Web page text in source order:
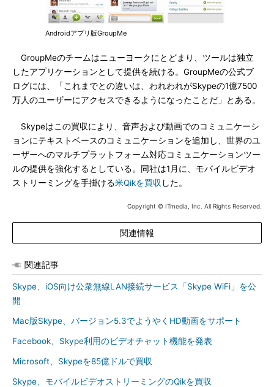
Androidアプリ版GroupMe
GroupMeのチームはニューヨークにとどまり、ツールは独立
したアプリケーションとして提供を続ける。GroupMeの公式ブ
ログには、「これまでとの違いは、われわれがSkypeの1億7500
万人のユーザーにアクセスできるようになったことだ」とある。
Skypeはこの買収により、音声および動画でのコミュニケーシ
ョンにテキストベースのコミュニケーションを追加し、世界のユ
ーザーへのマルチプラットフォーム対応コミュニケーションツー
ルの提供を強化するとしている。同社は1月に、モバイルビデオ
ストリーミングを手掛ける米Qikを買収 した。
Copyright © ITmedia, Inc. All Rights Reserved.
関連情報
関連記事
Skype、iOS向け公衆無線LAN接続サービス「Skype WiFi」を公
開
Mac版Skype、バージョン5.3でようやくHD動画をサポート
Facebook、Skype利用のビデオチャット機能を発表
Microsoft、Skypeを85億ドルで買収
Skype、モバイルビデオストリーミングのQikを買収